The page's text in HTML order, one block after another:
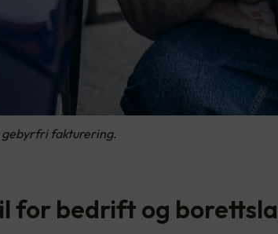
gebyrfri fakturering.
for bedrift og